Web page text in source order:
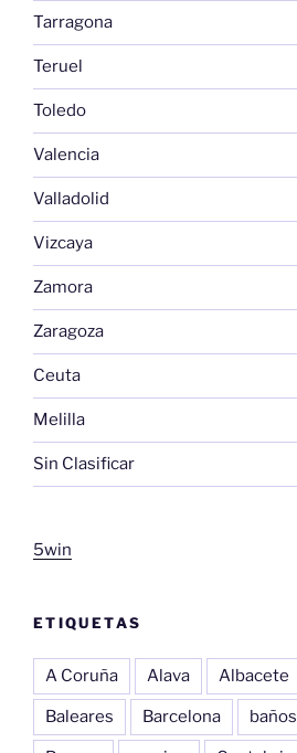
Tarragona
Teruel
Toledo
Valencia
Valladolid
Vizcaya
Zamora
Zaragoza
Ceuta
Melilla
Sin Clasificar
5win
ETIQUETAS
A Coruña Alava Albacete
Baleares Barcelona baños